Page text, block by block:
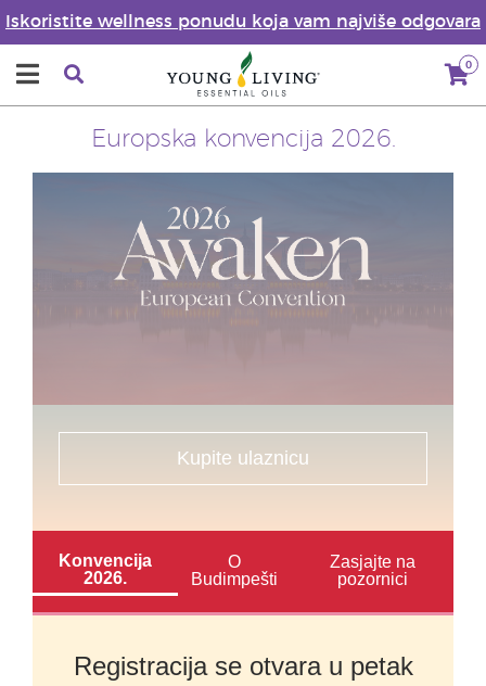
Iskoristite wellness ponudu koja vam najviše odgovara
0
Europska konvencija 2026.
Kupite ulaznicu
Konvencija
2026.
O
Budimpešti
Zasjajte na
pozornici
Registracija se otvara u petak